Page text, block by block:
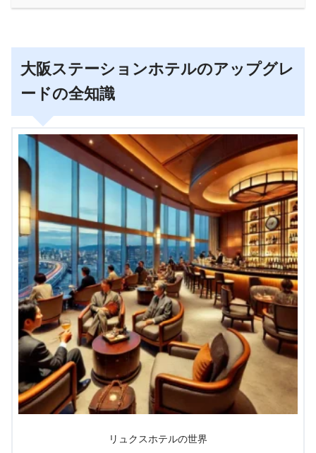
大阪ステーションホテルのアップグレ
ードの全知識
リュクスホテルの世界